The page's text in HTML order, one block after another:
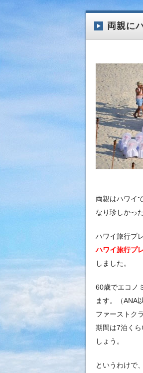
両親に
両親はハワイ
なり珍しかっ
ハワイ旅行プ
ハワイ旅行プ
しました。
60歳でエコノ
ます。（ANA
ファーストク
期間は7泊く
しょう。
というわけで